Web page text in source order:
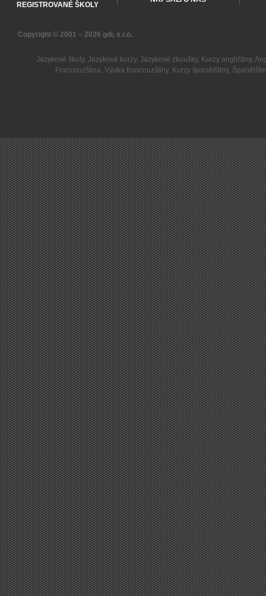
REGISTROVANÉ ŠKOLY
Copyright © 2001 – 2026 gdi, s.r.o.
Jazykové školy, Jazykové kurzy, Jazykové zkoušky, Kurzy angličtiny,
Francouzština,Výuka francouzštiny, Kurzy španělštiny,